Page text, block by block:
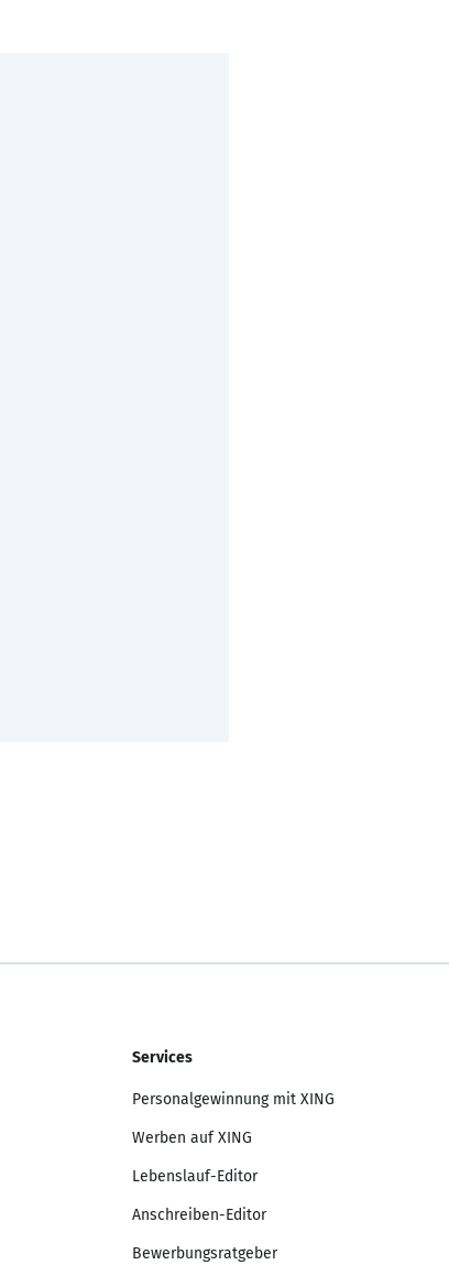
Services
Personalgewinnung mit XING
Werben auf XING
Lebenslauf-Editor
Anschreiben-Editor
Bewerbungsratgeber